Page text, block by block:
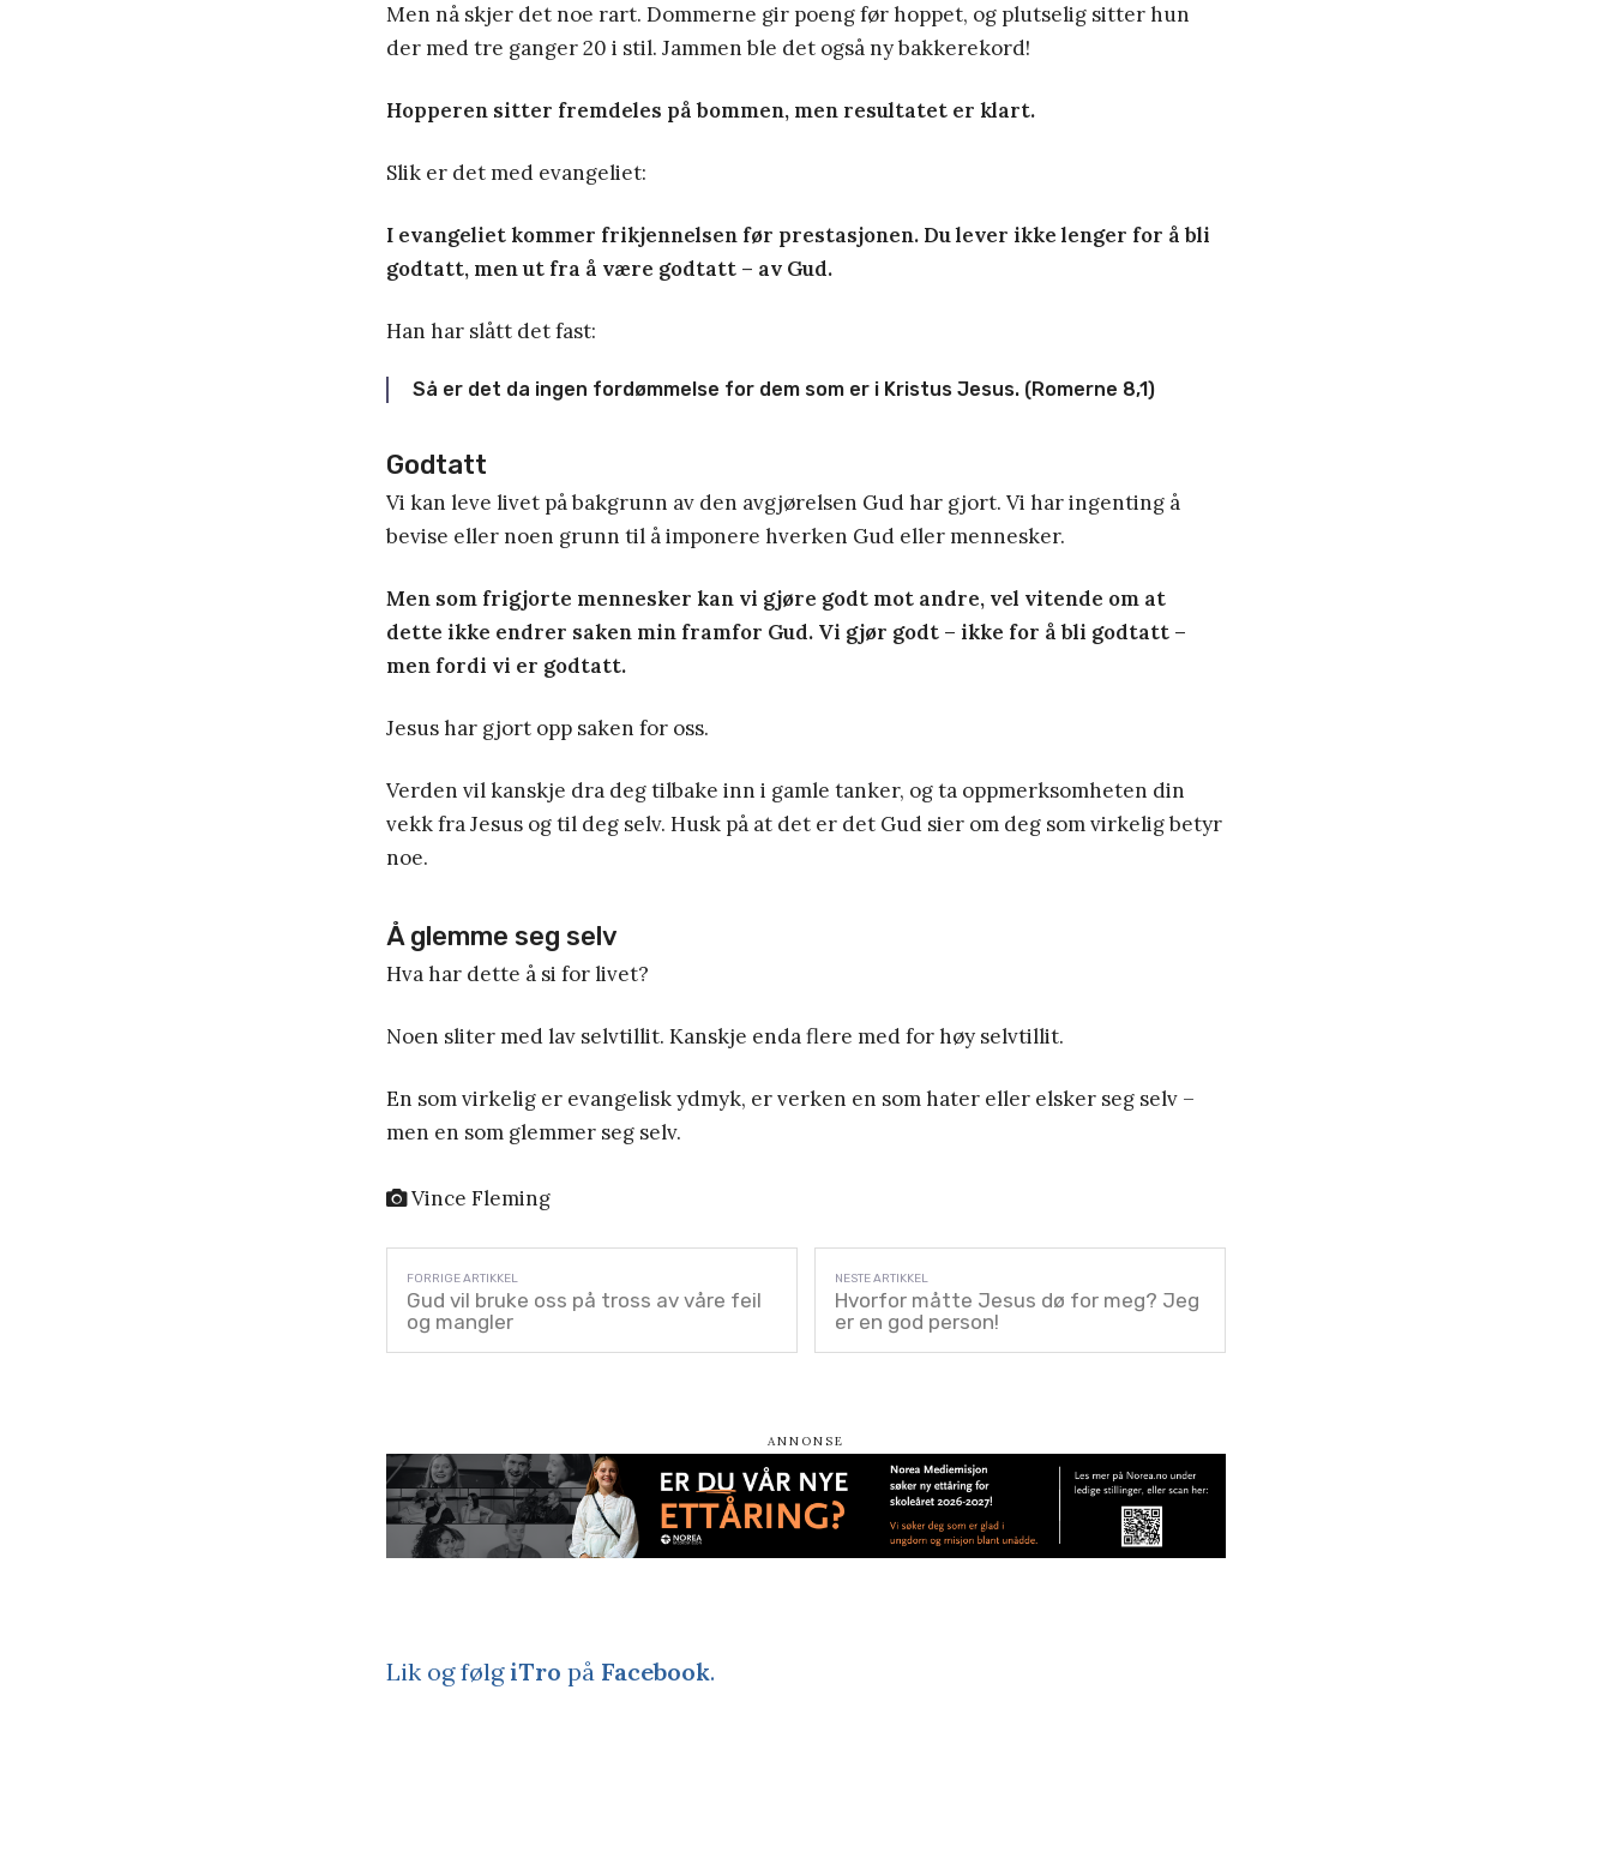
Men nå skjer det noe rart. Dommerne gir poeng før hoppet, og plutselig sitter hun
der med tre ganger 20 i stil. Jammen ble det også ny bakkerekord!
Hopperen sitter fremdeles på bommen, men resultatet er klart.
Slik er det med evangeliet:
I evangeliet kommer frikjennelsen før prestasjonen. Du lever ikke lenger for å bli
godtatt, men ut fra å være godtatt – av Gud.
Han har slått det fast:
Så er det da ingen fordømmelse for dem som er i Kristus Jesus. (Romerne 8,1)
Godtatt
Vi kan leve livet på bakgrunn av den avgjørelsen Gud har gjort. Vi har ingenting å
bevise eller noen grunn til å imponere hverken Gud eller mennesker.
Men som frigjorte mennesker kan vi gjøre godt mot andre, vel vitende om at
dette ikke endrer saken min framfor Gud. Vi gjør godt – ikke for å bli godtatt –
men fordi vi er godtatt.
Jesus har gjort opp saken for oss.
Verden vil kanskje dra deg tilbake inn i gamle tanker, og ta oppmerksomheten din
vekk fra Jesus og til deg selv. Husk på at det er det Gud sier om deg som virkelig betyr
noe.
Å glemme seg selv
Hva har dette å si for livet?
Noen sliter med lav selvtillit. Kanskje enda flere med for høy selvtillit.
En som virkelig er evangelisk ydmyk, er verken en som hater eller elsker seg selv –
men en som glemmer seg selv.
Vince Fleming
Gud vil bruke oss på tross av våre feil
og mangler
Hvorfor måtte Jesus dø for meg? Jeg
er en god person!
Lik og følgiTro på Facebook.